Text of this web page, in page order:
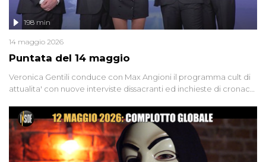
Puntata del 14 maggio
198 min
14 maggio 2026
Veronica Gentili conduce con Max Angioni il programma cult di
attualita' con nuove interviste dissacranti ed inchieste di cronaca